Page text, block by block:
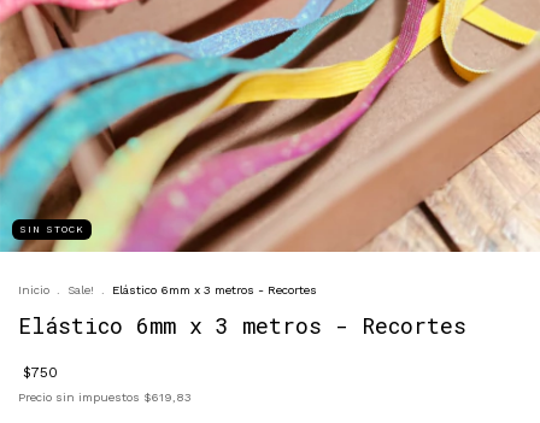
SIN STOCK
Inicio Sale! Elástico 6mm x 3 metros - Recortes
Elástico 6mm x 3 metros - Recortes
$750
Precio sin impuestos $619,83